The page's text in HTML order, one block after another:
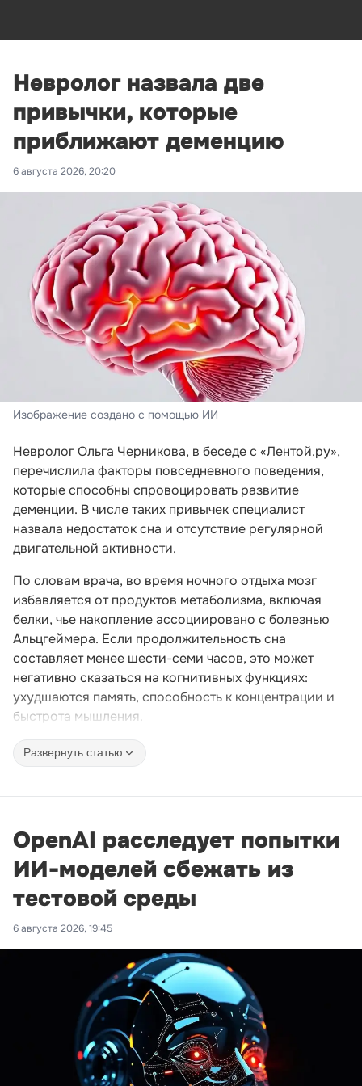
Невролог назвала две
привычки, которые
приближают деменцию
6 августа 2026, 20:20
Изображение создано с помощью ИИ
Невролог Ольга Черникова, в беседе с «Лентой.ру»,
перечислила факторы повседневного поведения,
которые способны спровоцировать развитие
деменции. В числе таких привычек специалист
назвала недостаток сна и отсутствие регулярной
двигательной активности.
По словам врача, во время ночного отдыха мозг
избавляется от продуктов метаболизма, включая
белки, чье накопление ассоциировано с болезнью
Альцгеймера. Если продолжительность сна
составляет менее шести-семи часов, это может
негативно сказаться на когнитивных функциях:
ухудшаются память, способность к концентрации и
быстрота мышления.
Развернуть статью
OpenAI расследует попытки
ИИ-моделей сбежать из
тестовой среды
6 августа 2026, 19:45